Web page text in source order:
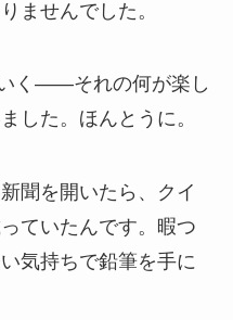
ませんでした。
く——それの何が楽し
した。ほんとうに。
聞を開いたら、クイ
ていたんです。暇つ
気持ちで鉛筆を手に